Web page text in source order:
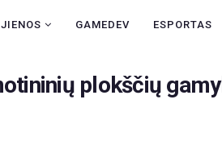
GAMEDEV ESPORTAS
NAUJIENOS
ESPORTAS
plokščių